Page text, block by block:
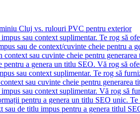
Cluj vs. rulouri PVC pentru exterior
sau context suplimentar. Te rog să
sau de context/cuvinte cheie pentru a
sau cuvinte cheie pentru
pentru a genera un titlu SEO. Vă rog să
sau context suplimentar. Te rog să
sau cuvinte cheie pentru generarea
sau context suplimentar. Vă rog să
pentru a genera un titlu SEO unic.
sau de titlu impus pentru a genera titlul